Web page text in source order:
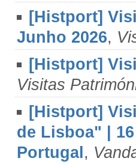
[Histport]
Junho 2026,
[Histport]
Visitas
[Histport]
de Lisboa" |
Portugal ,